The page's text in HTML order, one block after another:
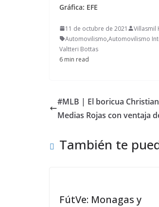
Gráfica: EFE
11 de octubre de 2021
Villasmil
Automovilismo,Automovilismo
Valtteri Bottas
6 min read
#MLB | El boricua
Medias Rojas con ventaja
También te
FútVe: Monagas y